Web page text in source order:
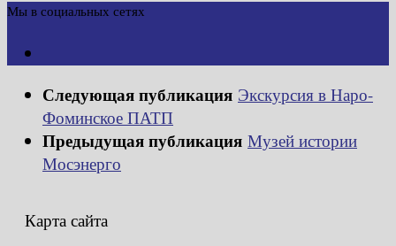
Мы в социальных сетях
Следующая публикация Экскурсия в Наро-
Фоминское ПАТП
Предыдущая публикация Музей истории
Мосэнерго
Карта сайта